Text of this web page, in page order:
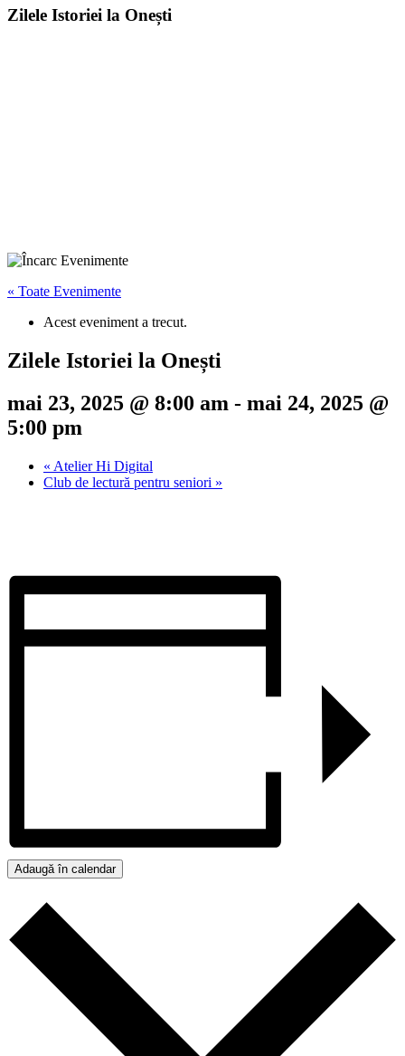
Zilele Istoriei la Onești
« Toate Evenimente
Acest eveniment a trecut.
Zilele Istoriei la Onești
mai 23, 2025 @ 8:00 am - mai 24, 2025 @
5:00 pm
« Atelier Hi Digital
Club de lectură pentru seniori »
Adaugă în calendar